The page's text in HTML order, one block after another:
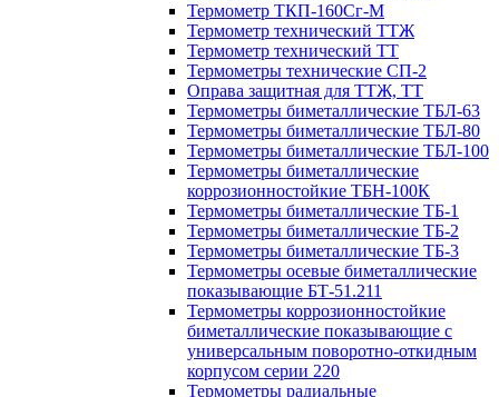
Термометр ТКП-160Сг-М
Термометр технический ТТЖ
Термометр технический ТТ
Термометры технические СП-2
Оправа защитная для ТТЖ, ТТ
Термометры биметаллические ТБЛ-63
Термометры биметаллические ТБЛ-80
Термометры биметаллические ТБЛ-100
Термометры биметаллические
коррозионностойкие ТБН-100К
Термометры биметаллические ТБ-1
Термометры биметаллические ТБ-2
Термометры биметаллические ТБ-3
Термометры осевые биметаллические
показывающие БТ-51.211
Термометры коррозионностойкие
биметаллические показывающие с
универсальным поворотно-откидным
корпусом серии 220
Термометры радиальные